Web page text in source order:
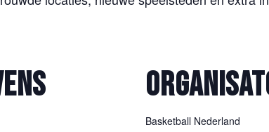
Basketball Nederland